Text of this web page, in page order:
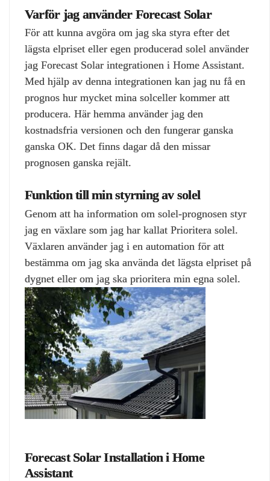
Varför jag använder Forecast Solar
För att kunna avgöra om jag ska styra efter det
lägsta elpriset eller egen producerad solel använder
jag Forecast Solar integrationen i Home Assistant.
Med hjälp av denna integrationen kan jag nu få en
prognos hur mycket mina solceller kommer att
producera. Här hemma använder jag den
kostnadsfria versionen och den fungerar ganska
ganska OK. Det finns dagar då den missar
prognosen ganska rejält.
Funktion till min styrning av solel
Genom att ha information om solel-prognosen styr
jag en växlare som jag har kallat Prioritera solel.
Växlaren använder jag i en automation för att
bestämma om jag ska använda det lägsta elpriset på
dygnet eller om jag ska prioritera min egna solel.
Forecast Solar Installation i Home
Assistant